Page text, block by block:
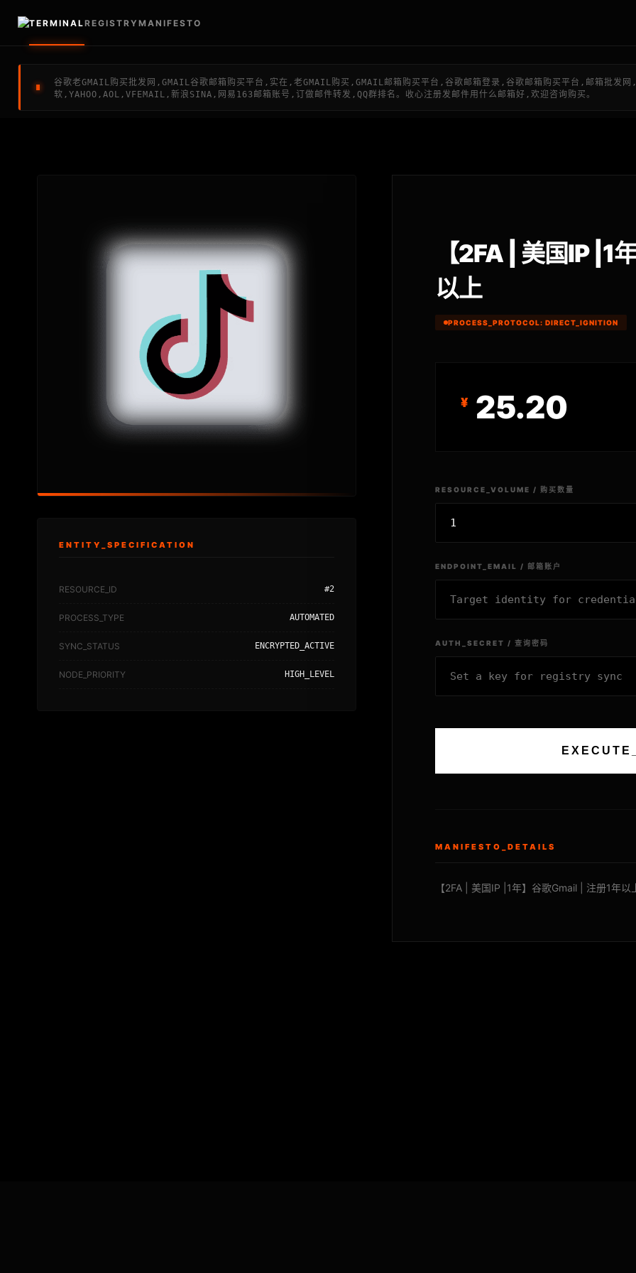
TERMINALREGISTRY MANIFESTO
谷歌老GMAIL购买批发网,GMAIL谷歌邮箱购买平台,实在,老GMAIL购买,GMAIL邮箱购买平台,谷歌邮箱登录,谷歌邮箱购买平台,邮箱批发
软,YAHOO,AOL,VFEMAIL,新浪SINA,网易163邮箱账号,订做邮件转发,QQ群排名。收心注册发邮件用什么邮箱好,欢迎咨询购买。
ENTITY_SPECIFICATION
RESOURCE_ID #2
PROCESS_TYPE AUTOMATED
SYNC_STATUS ENCRYPTED_ACTIVE
NODE_PRIORITY HIGH_LEVEL
【2FA | 美国IP |1
以上
PROCESS_PROTOCOL: DIRECT_IGNITION
25.20
RESOURCE_VOLUME / 购买数量
ENDPOINT_EMAIL / 邮箱账户
AUTH_SECRET / 查询密码
MANIFESTO_DETAILS
【2FA | 美国IP |1年】谷歌Gmail | 注册1年以